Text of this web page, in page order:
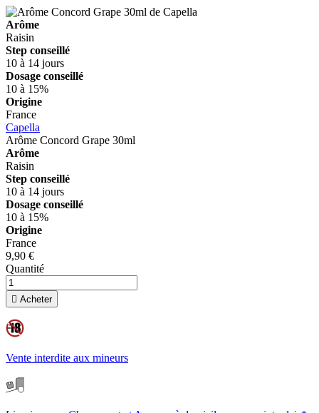
Arôme
Raisin
Step conseillé
10 à 14 jours
Dosage conseillé
10 à 15%
Origine
France
Capella
Arôme Concord Grape 30ml
Arôme
Raisin
Step conseillé
10 à 14 jours
Dosage conseillé
10 à 15%
Origine
France
9,90 €
Quantité
 Acheter
Vente interdite aux mineurs